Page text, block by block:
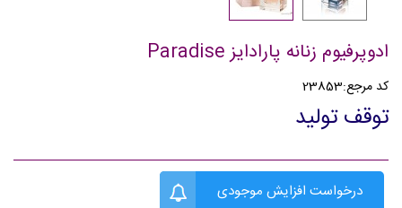
ادوپرفیوم زنانه پارادایز Paradise
کد مرجع:23853
توقف تولید
درخواست افزایش موجودی